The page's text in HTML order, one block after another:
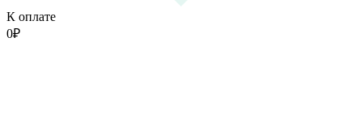
К оплате
0₽